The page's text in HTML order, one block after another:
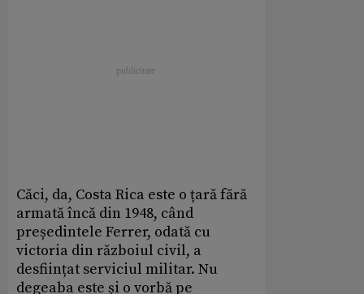
Căci, da, Costa Rica este o țară fără
armată încă din 1948, când
președintele Ferrer, odată cu
victoria din războiul civil, a
desființat serviciul militar. Nu
degeaba este și o vorbă pe